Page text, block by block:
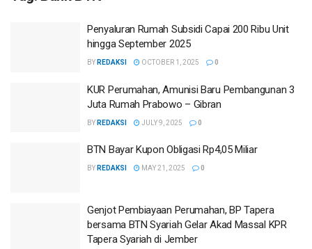
Penyaluran Rumah Subsidi Capai 200 Ribu Unit
hingga September 2025
BY REDAKSI OCTOBER 1, 2025 0
KUR Perumahan, Amunisi Baru Pembangunan 3
Juta Rumah Prabowo – Gibran
BY REDAKSI JULY 9, 2025 0
BTN Bayar Kupon Obligasi Rp4,05 Miliar
BY REDAKSI MAY 21, 2025 0
Genjot Pembiayaan Perumahan, BP Tapera
bersama BTN Syariah Gelar Akad Massal KPR
Tapera Syariah di Jember